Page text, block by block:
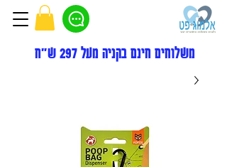
משלוחים חינם בקניה מעל 297 ש"ח